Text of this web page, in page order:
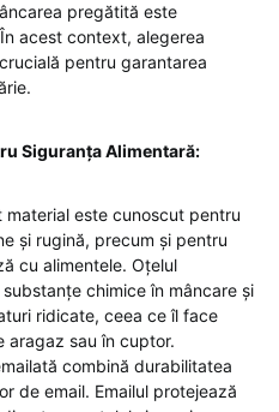
pregătită este
acest context, alegerea
pentru garantarea
Siguranța Alimentară:
material este cunoscut pentru
și rugină, precum și pentru
cu alimentele. Oțelul
chimice în mâncare și
ridicate, ceea ce îl face
sau în cuptor.
combină durabilitatea
de email. Emailul protejează